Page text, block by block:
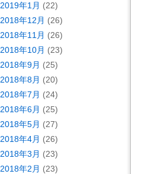
2019年1月 (22)
2018年12月 (26)
2018年11月 (26)
2018年10月 (23)
2018年9月 (25)
2018年8月 (20)
2018年7月 (24)
2018年6月 (25)
2018年5月 (27)
2018年4月 (26)
2018年3月 (23)
2018年2月 (23)